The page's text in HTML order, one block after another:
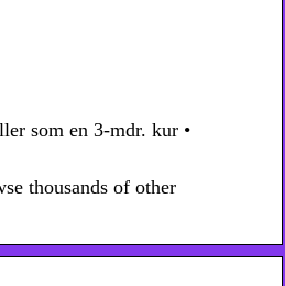
som en 3-mdr. kur •
thousands of other